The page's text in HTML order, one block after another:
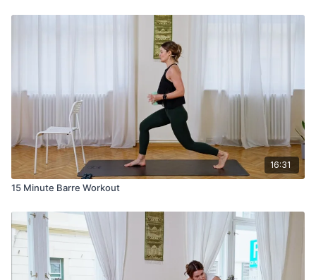
16:31
15 Minute Barre Workout